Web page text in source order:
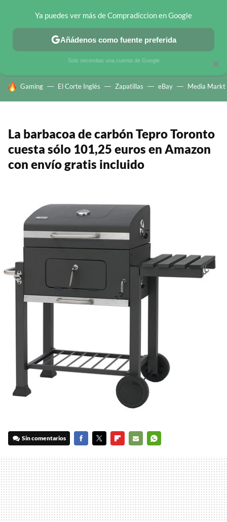
CHOLLOS TELEGRAM OFERTAS EN MÓVILES OFERTAS EN
HOY SE HABLA DE
Gaming El Corte Inglés Zapatillas eBay Media Markt
La barbacoa de carbón Tepro Toronto
cuesta sólo 101,25 euros en Amazon
con envío gratis incluido
Sin comentarios
MAIL
×
Ya puedes ver más de Compradiccion en Google
Añádenos como fuente preferida
Solo necesitas una cuenta de Google